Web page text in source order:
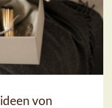
von